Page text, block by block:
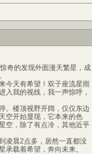
奇的发现外面漫天繁星，成
天有希望！双子座流星雨
入我的视线，我一声惊呼，
楼顶视野开阔，仅仅东边
空开始显现，它本来的色
空，除了有点冷，其他近乎
晨2点多，居然一直都没
载着希望，奔向未来。